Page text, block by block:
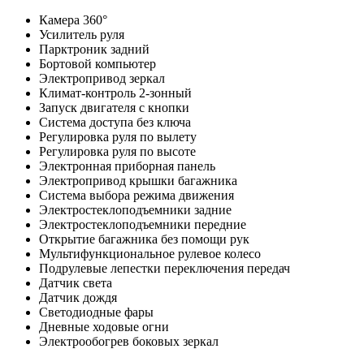
Камера 360°
Усилитель руля
Парктроник задний
Бортовой компьютер
Электропривод зеркал
Климат-контроль 2-зонный
Запуск двигателя с кнопки
Система доступа без ключа
Регулировка руля по вылету
Регулировка руля по высоте
Электронная приборная панель
Электропривод крышки багажника
Система выбора режима движения
Электростеклоподъемники задние
Электростеклоподъемники передние
Открытие багажника без помощи рук
Мультифункциональное рулевое колесо
Подрулевые лепестки переключения передач
Датчик света
Датчик дождя
Светодиодные фары
Дневные ходовые огни
Электрообогрев боковых зеркал